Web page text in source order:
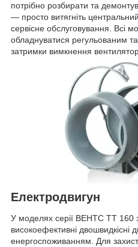
потрібно розбирати та
— просто витягніть
сервісне обслуговування. Всі
обладнуватися регульованим
затримки вимкнення
Електродвигун
У моделях серії ВЕНТС ТТ 160
високоефективні двошвидкісні
енергоспоживанням. Для